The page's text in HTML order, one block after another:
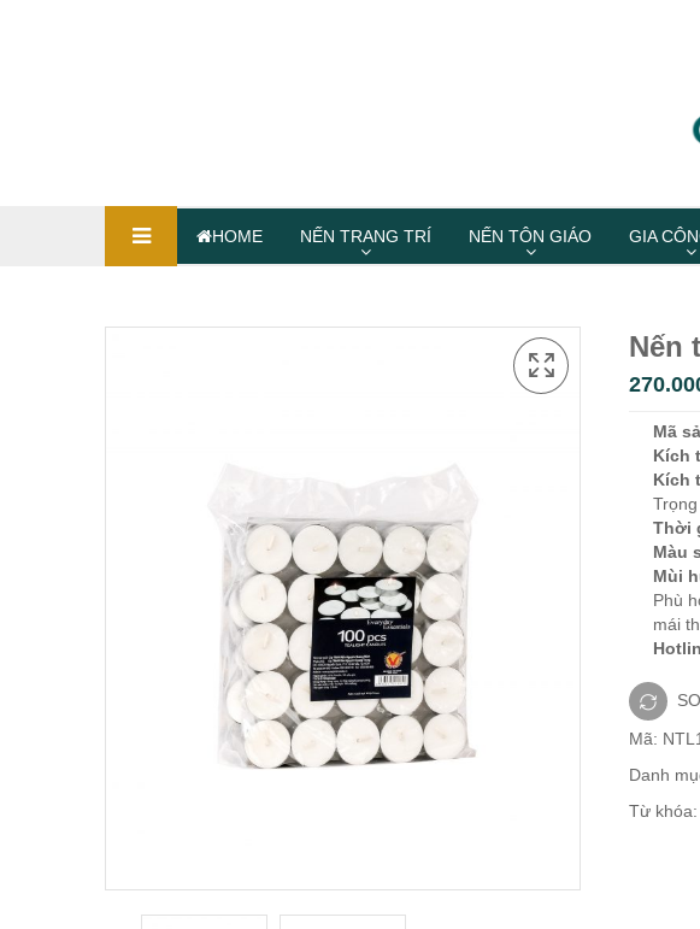
HOME NẾN TRANG TRÍ NẾN TÔN GIÁO GIA
Nến
Mã
Kích
Kích
Thời
Màu
Mùi
Phù
mái
Mã:
Danh
Từ khóa: